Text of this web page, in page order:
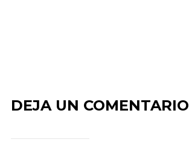
DEJA UN COMENTARIO